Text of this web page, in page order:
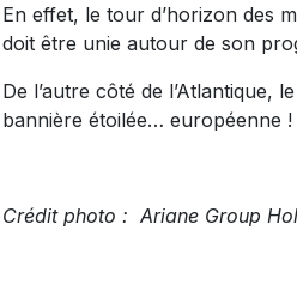
En effet, le tour d’horizon des
doit être unie autour de son
De l’autre côté de l’Atlantique,
bannière étoilée… européenne !
Crédit photo : Ariane Group